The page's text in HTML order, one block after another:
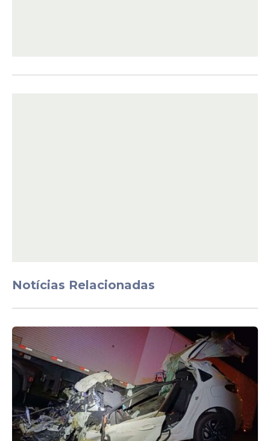
Notícias Relacionadas